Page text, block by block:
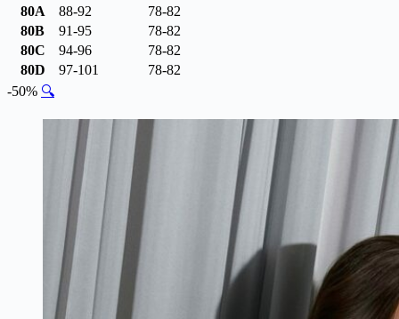
80A
88-92
78-82
80B
91-95
78-82
80C
94-96
78-82
80D
97-101
78-82
-50% 🔍